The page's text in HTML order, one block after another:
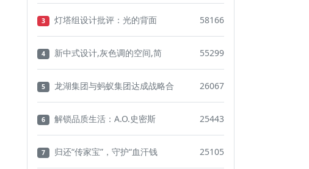
3 灯塔组设计批评：光的背面 58166
4 新中式设计,灰色调的空间,简 55299
5 龙湖集团与蚂蚁集团达成战略合 26067
6 解锁品质生活：A.O.史密斯 25443
7 归还“传家宝”，守护“血汗钱 25105